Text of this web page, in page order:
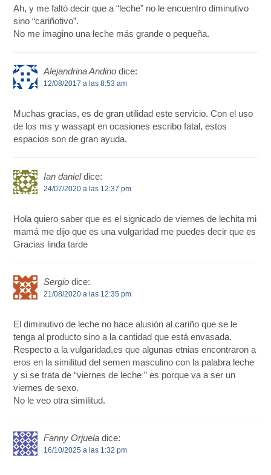
Ah, y me faltó decir que a “leche” no le encuentro diminutivo
sino “cariñotivo”.
No me imagino una leche más grande o pequeña.
Alejandrina Andino dice:
12/08/2017 a las 8:53 am
Muchas gracias, es de gran utilidad este servicio. Con el uso
de los ms y wassapt en ocasiones escribo fatal, estos
espacios son de gran ayuda.
Ian daniel dice:
24/07/2020 a las 12:37 pm
Hola quiero saber que es el signicado de viernes de lechita mi
mamá me dijo que es una vulgaridad me puedes decir que es
Gracias linda tarde
Sergio dice:
21/08/2020 a las 12:35 pm
El diminutivo de leche no hace alusión al cariño que se le
tenga al producto sino a la cantidad que está envasada.
Respecto a la vulgaridad,es que algunas etnias encontraron a
eros en la similitud del semen masculino con la palabra leche
y si se trata de “viernes de leche ” es porque va a ser un
viernes de sexo.
No le veo otra similitud.
Fanny Orjuela dice:
16/10/2025 a las 1:32 pm